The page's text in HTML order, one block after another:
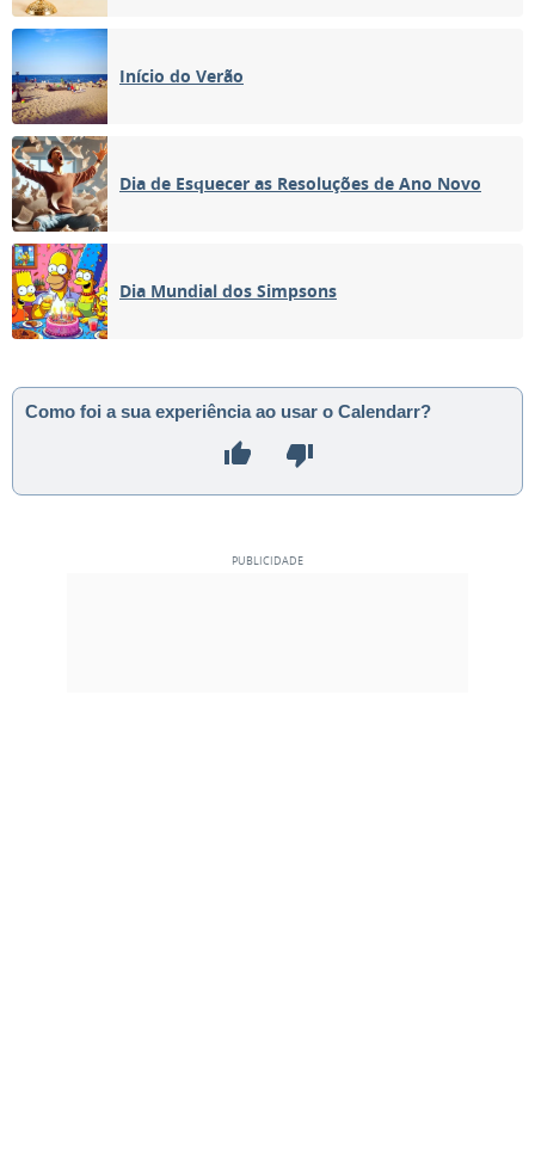
Início do Verão
Dia de Esquecer as Resoluções de Ano Novo
Dia Mundial dos Simpsons
Como foi a sua experiência ao usar o Calendarr?